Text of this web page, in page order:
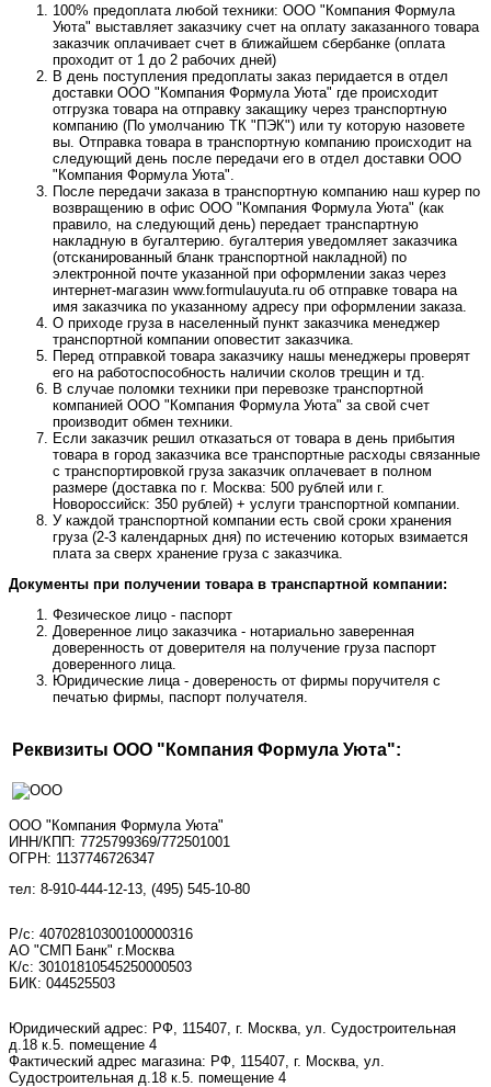
100% предоплата любой техники: ООО "Компания Формула
Уюта" выставляет заказчику счет на оплату заказанного товара
заказчик оплачивает счет в ближайшем сбербанке (оплата
проходит от 1 до 2 рабочих дней)
В день поступления предоплаты заказ перидается в отдел
доставки ООО "Компания Формула Уюта" где происходит
отгрузка товара на отправку закащику через транспортную
компанию (По умолчанию ТК "ПЭК") или ту которую назовете
вы. Отправка товара в транспортную компанию происходит на
следующий день после передачи его в отдел доставки ООО
"Компания Формула Уюта".
После передачи заказа в транспортную компанию наш курер по
возвращению в офис ООО "Компания Формула Уюта" (как
правило, на следующий день) передает транспартную
накладную в бугалтерию. бугалтерия уведомляет заказчика
(отсканированный бланк транспортной накладной) по
электронной почте указанной при оформлении заказ через
интернет-магазин www.formulauyuta.ru об отправке товара на
имя заказчика по указанному адресу при оформлении заказа.
О приходе груза в населенный пункт заказчика менеджер
транспортной компании оповестит заказчика.
Перед отправкой товара заказчику нашы менеджеры проверят
его на работоспособность наличии сколов трещин и тд.
В случае поломки техники при перевозке транспортной
компанией ООО "Компания Формула Уюта" за свой счет
производит обмен техники.
Если заказчик решил отказаться от товара в день прибытия
товара в город заказчика все транспортные расходы связанные
с транспортировкой груза заказчик оплачевает в полном
размере (доставка по г. Москва: 500 рублей или г.
Новороссийск: 350 рублей) + услуги транспортной компании.
У каждой транспортной компании есть свой сроки хранения
груза (2-3 календарных дня) по истечению которых взимается
плата за сверх хранение груза с заказчика.
Документы при получении товара в транспартной компании:
Фезическое лицо - паспорт
Доверенное лицо заказчика - нотариально заверенная
доверенность от доверителя на получение груза паспорт
доверенного лица.
Юридические лица - довереность от фирмы поручителя с
печатью фирмы, паспорт получателя.
Реквизиты ООО "Компания Формула Уюта":
ООО "Компания Формула Уюта"
ИНН/КПП: 7725799369/772501001
ОГРН: 1137746726347
тел: 8-910-444-12-13, (495) 545-10-80
Р/с: 40702810300100000316
АО "СМП Банк" г.Москва
К/с: 30101810545250000503
БИК: 044525503
Юридический адрес: РФ, 115407, г. Москва, ул. Судостроительная
д.18 к.5. помещение 4
Фактический адрес магазина: РФ, 115407, г. Москва, ул.
Судостроительная д.18 к.5. помещение 4